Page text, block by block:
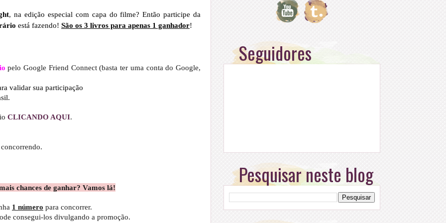
, na edição especial com capa do filme? Então participe da
está fazendo! São os 3 livros para apenas 1 ganhador!
pelo Google Friend Connect (basta ter uma conta do Google,
validar sua participação
CLICANDO AQUI.
concorrendo.
chances de ganhar? Vamos lá!
1 número para concorrer.
consegui-los divulgando a promoção.
Seguidores
Pesquisar neste blog